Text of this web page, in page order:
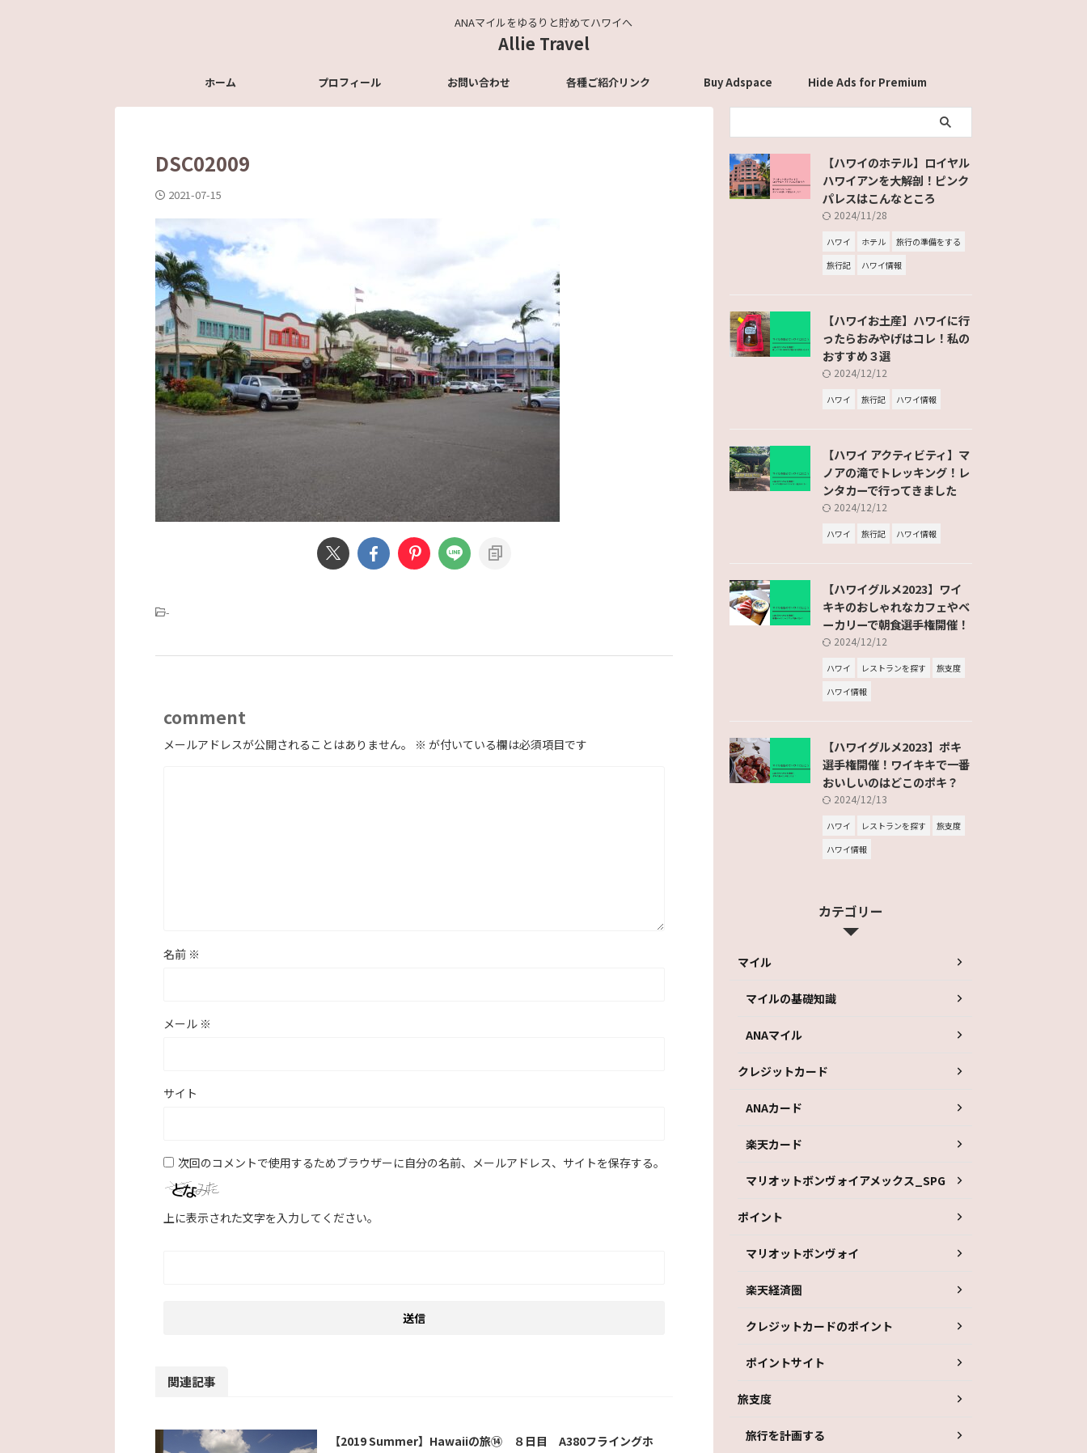
ANAマイルをゆるりと貯めてハワイへ
Allie Travel
ホーム プロフィール お問い合わせ 各種ご紹介リンク Buy Adspace Hide Ads for Premium
DSC02009
2021-07-15
-
comment
メールアドレスが公開されることはありません。 ※ が付いている欄は必須項目です
名前 ※
メール ※
サイト
次回のコメントで使用するためブラウザーに自分の名前、メールアドレス、サイトを保存する。
上に表示された文字を入力してください。
関連記事
【2019 Summer】Hawaiiの旅⑭ ８日目 A380フライングホ
【ハワイのホテル】ロイヤル
ハワイアンを大解剖！ピンク
パレスはこんなところ
2024/11/28
ハワイ ホテル
旅行の準備をする
旅行記
ハワイ情報
【ハワイお土産】ハワイに行
ったらおみやげはコレ！私の
おすすめ３選
2024/12/12
ハワイ 旅行記 ハワイ情報
【ハワイ アクティビティ】マ
ノアの滝でトレッキング！レ
ンタカーで行ってきました
2024/12/12
ハワイ 旅行記 ハワイ情報
【ハワイグルメ2023】ワイ
キキのおしゃれなカフェやベ
ーカリーで朝食選手権開催！
2024/12/12
ハワイ レストランを探す
旅支度
ハワイ情報
【ハワイグルメ2023】ポキ
選手権開催！ワイキキで一番
おいしいのはどこのポキ？
2024/12/13
ハワイ レストランを探す
旅支度
ハワイ情報
カテゴリー
マイル
マイルの基礎知識
ANAマイル
クレジットカード
ANAカード
楽天カード
マリオットボンヴォイアメックス_SPG
ポイント
マリオットボンヴォイ
楽天経済圏
クレジットカードのポイント
ポイントサイト
旅支度
旅行を計画する